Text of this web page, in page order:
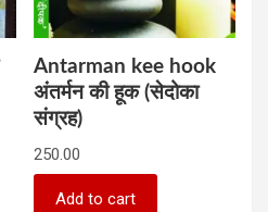
Antarman kee hook
अंतर्मन की हूक (सेदोका
संग्रह)
250.00
Add to cart